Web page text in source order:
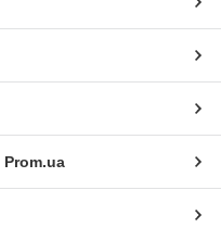
Prom.ua